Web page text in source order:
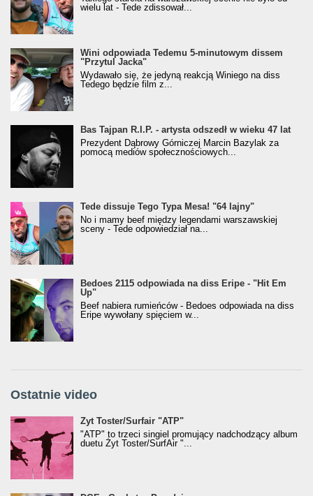
wielu lat - Tede zdissował...
Wini odpowiada Tedemu 5-minutowym dissem
"Przytul Jacka"
Wydawało się, że jedyną reakcją Winiego na diss
Tedego będzie film z...
Bas Tajpan R.I.P. - artysta odszedł w wieku 47 lat
Prezydent Dąbrowy Górniczej Marcin Bazylak za
pomocą mediów społecznościowych...
Tede dissuje Tego Typa Mesa! "64 lajny"
No i mamy beef między legendami warszawskiej
sceny - Tede odpowiedział na...
Bedoes 2115 odpowiada na diss Eripe - "Hit Em
Up"
Beef nabiera rumieńców - Bedoes odpowiada na diss
Eripe wywołany spięciem w...
Ostatnie video
Żyt Toster/SurfAir - ATP VIDEO
Żyt Toster/Surfair "ATP"
"ATP" to trzeci singiel promujący nadchodzący album
duetu Żyt Toster/SurfAir "...